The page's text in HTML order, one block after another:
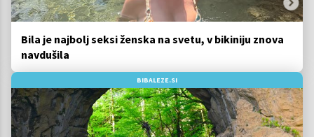
Bila je najbolj seksi ženska na svetu, v bikiniju znova
navdušila
BIBALEZE.SI